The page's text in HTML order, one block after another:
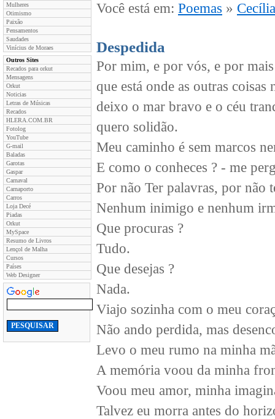
Mulheres
Otimismo
Paixão
Pensamentos
Saudades
Vinícius de Moraes
Outros Sites
Recados para orkut
Mensagens
Orkut
Noticias
Letras de Músicas
Recados
HLERA.COM.BR
Fotolog
YouTube
G-mail
Baladas
Garotas
Gaspar
Carnaval
Carnaporto
Carros
Loja Decé
Piadas
Orkut
MySpace
Resumo de Livros
Lençol de Malha
Cursos
Países
Web Designer
Você está em: Poemas »
Despedida
Por mim, e por vós, e por
que está onde as outras coisas
deixo o mar bravo e o céu
quero solidão.
Meu caminho é sem marcos
E como o conheces ? - me
Por não Ter palavras, por não
Nenhum inimigo e nenhum
Que procuras ?
Tudo.
Que desejas ?
Nada.
Viajo sozinha com o meu
Não ando perdida, mas
Levo o meu rumo na minha
A memória voou da minha
Voou meu amor, minha
Talvez eu morra antes do